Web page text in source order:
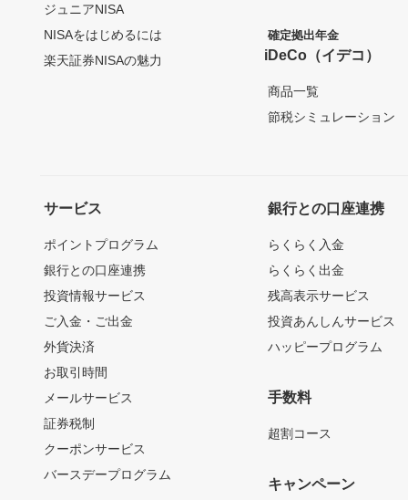
ジュニアNISA
NISAをはじめるには
楽天証券NISAの魅力
確定拠出年金
iDeCo（イデコ）
商品一覧
節税シミュレーション
サービス
ポイントプログラム
銀行との口座連携
投資情報サービス
ご入金・ご出金
外貨決済
お取引時間
メールサービス
証券税制
クーポンサービス
バースデープログラム
銀行との口座連携
らくらく入金
らくらく出金
残高表示サービス
投資あんしんサービス
ハッピープログラム
手数料
超割コース
キャンペーン